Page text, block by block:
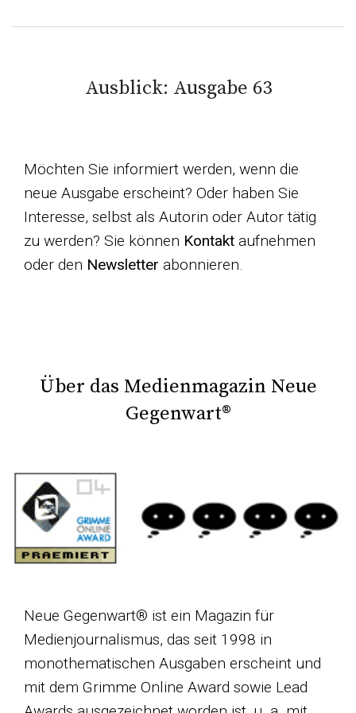
Ausblick: Ausgabe 63
Möchten Sie informiert werden, wenn die
neue Ausgabe erscheint? Oder haben Sie
Interesse, selbst als Autorin oder Autor tätig
zu werden? Sie können Kontakt aufnehmen
oder den Newsletter abonnieren.
Über das Medienmagazin Neue
Gegenwart®
Neue Gegenwart® ist ein Magazin für
Medienjournalismus, das seit 1998 in
monothematischen Ausgaben erscheint und
mit dem Grimme Online Award sowie Lead